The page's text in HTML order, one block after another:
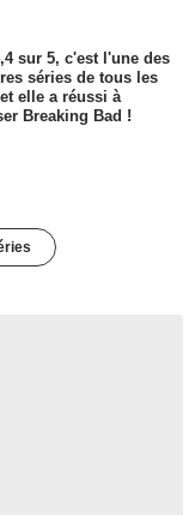
sur 5, c'est l'une des
séries de tous les
elle a réussi à
Breaking Bad !